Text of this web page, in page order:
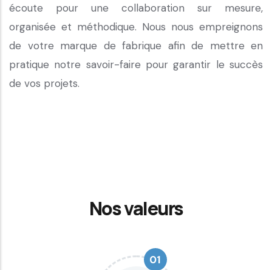
écoute pour une collaboration sur mesure,
organisée et méthodique. Nous nous empreignons
de votre marque de fabrique afin de mettre en
pratique notre savoir-faire pour garantir le succès
de vos projets.
Nos valeurs
01